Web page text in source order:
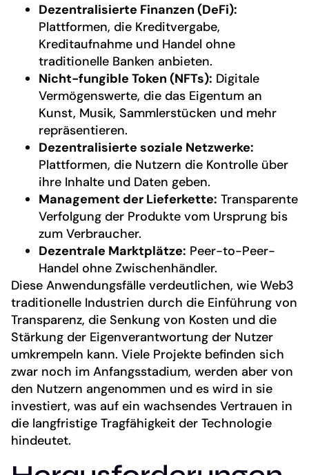
Dezentralisierte Finanzen (DeFi):
Plattformen, die Kreditvergabe,
Kreditaufnahme und Handel ohne
traditionelle Banken anbieten.
Nicht-fungible Token (NFTs): Digitale
Vermögenswerte, die das Eigentum an
Kunst, Musik, Sammlerstücken und mehr
repräsentieren.
Dezentralisierte soziale Netzwerke:
Plattformen, die Nutzern die Kontrolle über
ihre Inhalte und Daten geben.
Management der Lieferkette: Transparente
Verfolgung der Produkte vom Ursprung bis
zum Verbraucher.
Dezentrale Marktplätze: Peer-to-Peer-
Handel ohne Zwischenhändler.
Diese Anwendungsfälle verdeutlichen, wie Web3
traditionelle Industrien durch die Einführung von
Transparenz, die Senkung von Kosten und die
Stärkung der Eigenverantwortung der Nutzer
umkrempeln kann. Viele Projekte befinden sich
zwar noch im Anfangsstadium, werden aber von
den Nutzern angenommen und es wird in sie
investiert, was auf ein wachsendes Vertrauen in
die langfristige Tragfähigkeit der Technologie
hindeutet.